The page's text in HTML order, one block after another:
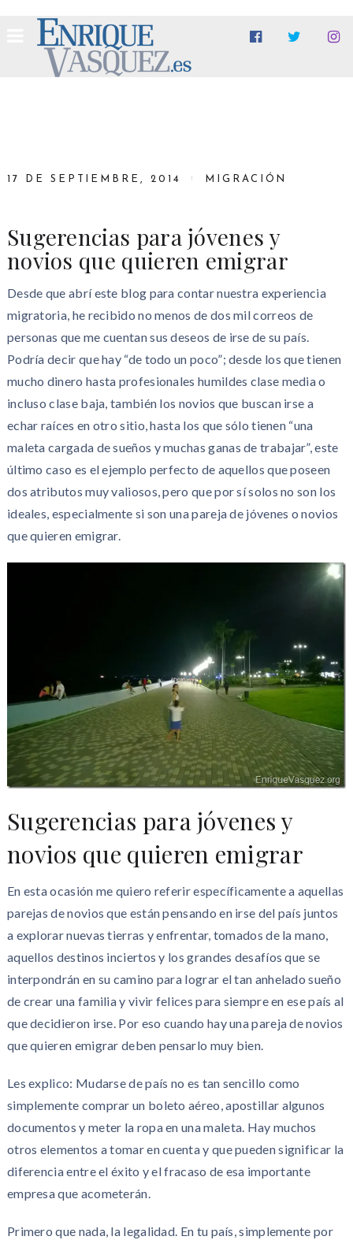
17 DE SEPTIEMBRE, 2014 MIGRACIÓN
Sugerencias para jóvenes y
novios que quieren emigrar
Desde que abrí este blog para contar nuestra experiencia
migratoria, he recibido no menos de dos mil correos de
personas que me cuentan sus deseos de irse de su país.
Podría decir que hay “de todo un poco”; desde los que tienen
mucho dinero hasta profesionales humildes clase media o
incluso clase baja, también los novios que buscan irse a
echar raíces en otro sitio, hasta los que sólo tienen “una
maleta cargada de sueños y muchas ganas de trabajar”, este
último caso es el ejemplo perfecto de aquellos que poseen
dos atributos muy valiosos, pero que por sí solos no son los
ideales, especialmente si son una pareja de jóvenes o novios
que quieren emigrar.
Sugerencias para jóvenes y
novios que quieren emigrar
En esta ocasión me quiero referir específicamente a aquellas
parejas de novios que están pensando en irse del país juntos
a explorar nuevas tierras y enfrentar, tomados de la mano,
aquellos destinos inciertos y los grandes desafíos que se
interpondrán en su camino para lograr el tan anhelado sueño
de crear una familia y vivir felices para siempre en ese país al
que decidieron irse. Por eso cuando hay una pareja de novios
que quieren emigrar deben pensarlo muy bien.
Les explico: Mudarse de país no es tan sencillo como
simplemente comprar un boleto aéreo, apostillar algunos
documentos y meter la ropa en una maleta. Hay muchos
otros elementos a tomar en cuenta y que pueden significar la
diferencia entre el éxito y el fracaso de esa importante
empresa que acometerán.
Primero que nada, la legalidad. En tu país, simplemente por